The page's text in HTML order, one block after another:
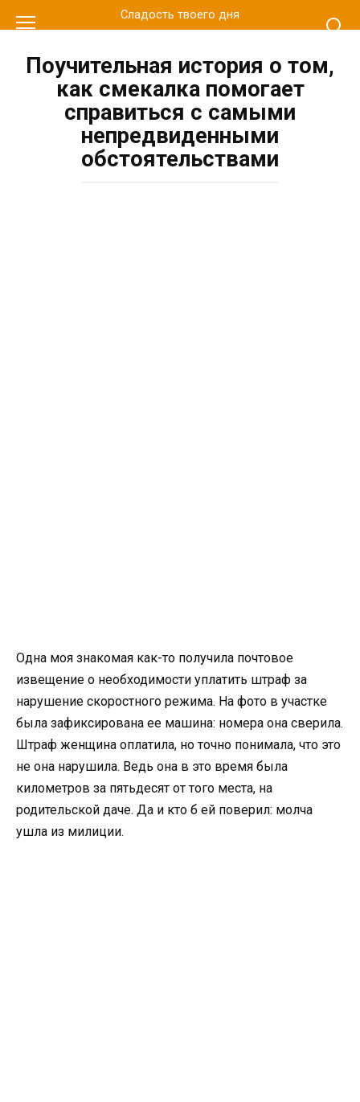
к
Сладость твоего дня
Поучительная история о том,
как смекалка помогает
справиться с самыми
непредвиденными
обстоятельствами
Одна моя знакомая как-то получила почтовое
извещение о необходимости уплатить штраф за
нарушение скоростного режима. На фото в участке
была зафиксирована ее машина: номера она сверила.
Штраф женщина оплатила, но точно понимала, что это
не она нарушила. Ведь она в это время была
километров за пятьдесят от того места, на
родительской даче. Да и кто б ей поверил: молча
ушла из милиции.